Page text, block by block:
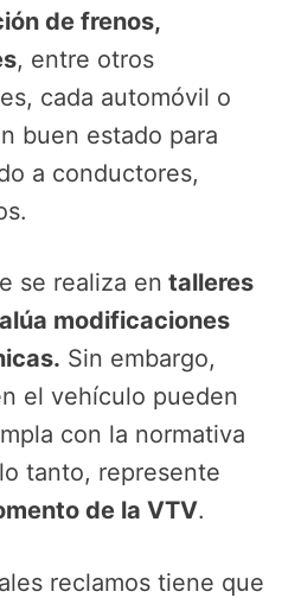
de frenos,
, entre otros
cada automóvil o
buen estado para
a conductores,
se realiza en talleres
modificaciones
Sin embargo,
el vehículo pueden
con la normativa
tanto, represente
de la VTV.
reclamos tiene que